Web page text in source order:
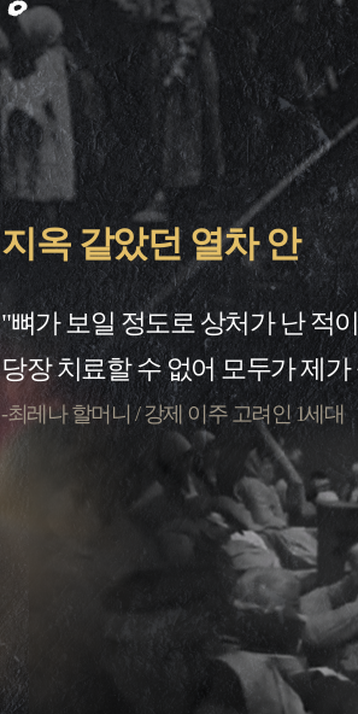
지옥 같았던 열차 안
"뼈가 보일 정도로 상처가 난 적
당장 치료할 수 없어 모두가 제
-최레나 할머니 / 강제 이주 고려인 1세대